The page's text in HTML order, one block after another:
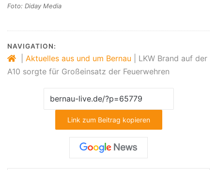
Foto: Diday Media
NAVIGATION:
Aktuelles aus und um Bernau
LKW Brand auf der
A10 sorgte für Großeinsatz der Feuerwehren
Link zum Beitrag kopieren